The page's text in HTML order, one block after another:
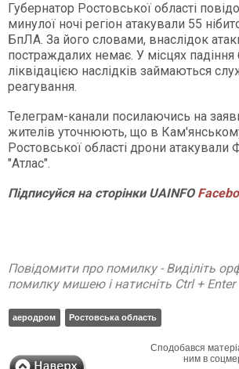
Губернатор Ростовської області
минулої ночі регіон атакували 55
БпЛА. За його словами, внаслідок
постраждалих немає. У місцях падіння
ліквідацією наслідків займаються
реагування.
Телеграм-канали посилаючись на
жителів уточнюють, що в
Ростовської області дрони атакували
"Атлас".
ПідписуйсянасторінкиUAINFO
Повідомити про помилку - Виділіть
помилку мишею і натисніть Ctrl + Enter
аеродром Ростовська область
Сподобався
ним в